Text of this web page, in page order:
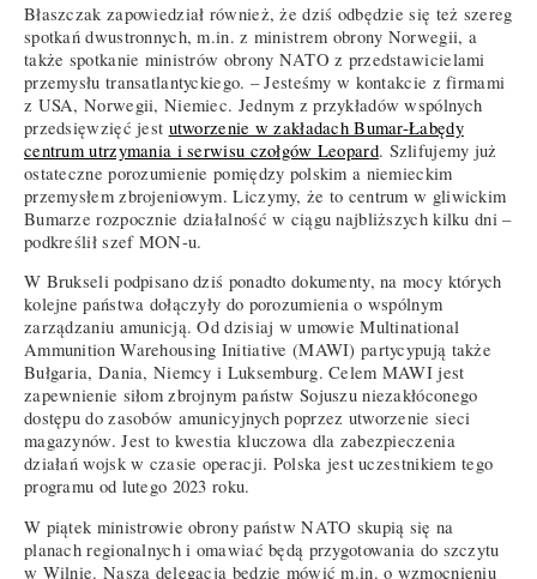
Błaszczak zapowiedział również, że dziś odbędzie się też szereg
spotkań dwustronnych, m.in. z ministrem obrony Norwegii, a
także spotkanie ministrów obrony NATO z przedstawicielami
przemysłu transatlantyckiego. – Jesteśmy w kontakcie z firmami
z USA, Norwegii, Niemiec. Jednym z przykładów wspólnych
przedsięwzięć jest utworzenie w zakładach Bumar-Łabędy
centrum utrzymania i serwisu czołgów Leopard. Szlifujemy już
ostateczne porozumienie pomiędzy polskim a niemieckim
przemysłem zbrojeniowym. Liczymy, że to centrum w gliwickim
Bumarze rozpocznie działalność w ciągu najbliższych kilku dni –
podkreślił szef MON-u.
W Brukseli podpisano dziś ponadto dokumenty, na mocy których
kolejne państwa dołączyły do porozumienia o wspólnym
zarządzaniu amunicją. Od dzisiaj w umowie Multinational
Ammunition Warehousing Initiative (MAWI) partycypują także
Bułgaria, Dania, Niemcy i Luksemburg. Celem MAWI jest
zapewnienie siłom zbrojnym państw Sojuszu niezakłóconego
dostępu do zasobów amunicyjnych poprzez utworzenie sieci
magazynów. Jest to kwestia kluczowa dla zabezpieczenia
działań wojsk w czasie operacji. Polska jest uczestnikiem tego
programu od lutego 2023 roku.
W piątek ministrowie obrony państw NATO skupią się na
planach regionalnych i omawiać będą przygotowania do szczytu
w Wilnie. Nasza delegacja będzie mówić m.in. o wzmocnieniu